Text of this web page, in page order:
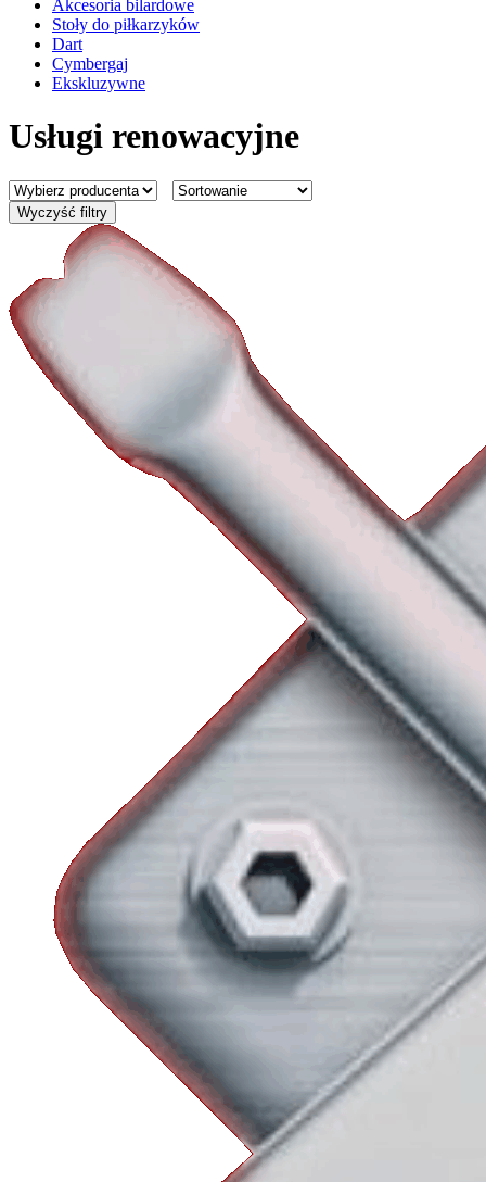
Akcesoria bilardowe
Stoły do piłkarzyków
Dart
Cymbergaj
Ekskluzywne
Usługi renowacyjne
Wyczyść filtry